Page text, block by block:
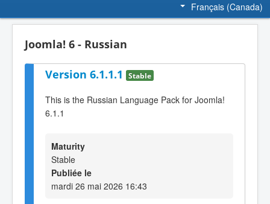
Français (Canada)
Joomla! 6 - Russian
Version 6.1.1.1 Stable
This is the Russian Language Pack for Joomla!
6.1.1
Maturity
Stable
Publiée le
mardi 26 mai 2026 16:43